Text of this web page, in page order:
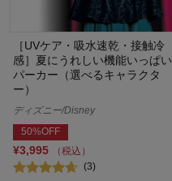
［UVケア・吸水速乾・接触冷
感］夏にうれしい機能いっぱい
パーカー（選べるキャラクタ
ー）
ディズニー/Disney
50%OFF
¥3,995
（税込）
(3)